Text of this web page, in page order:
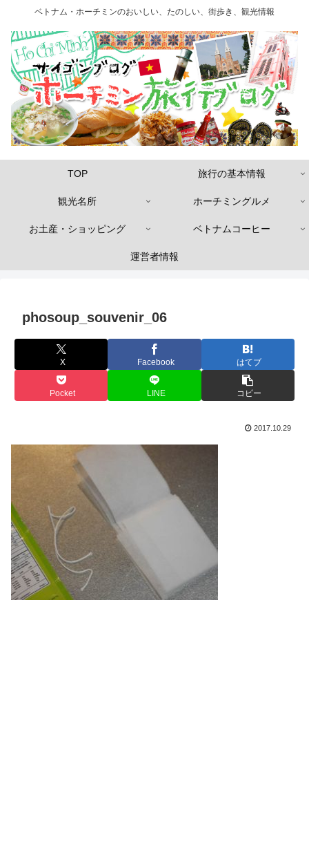
ベトナム・ホーチミンのおいしい、たのしい、街歩き、観光情報
TOP 旅行の基本情報
観光名所 ホーチミングルメ
お土産・ショッピング ベトナムコーヒー
運営者情報
phosoup_souvenir_06
X Facebook はてブ
Pocket LINE コピー
2017.10.29